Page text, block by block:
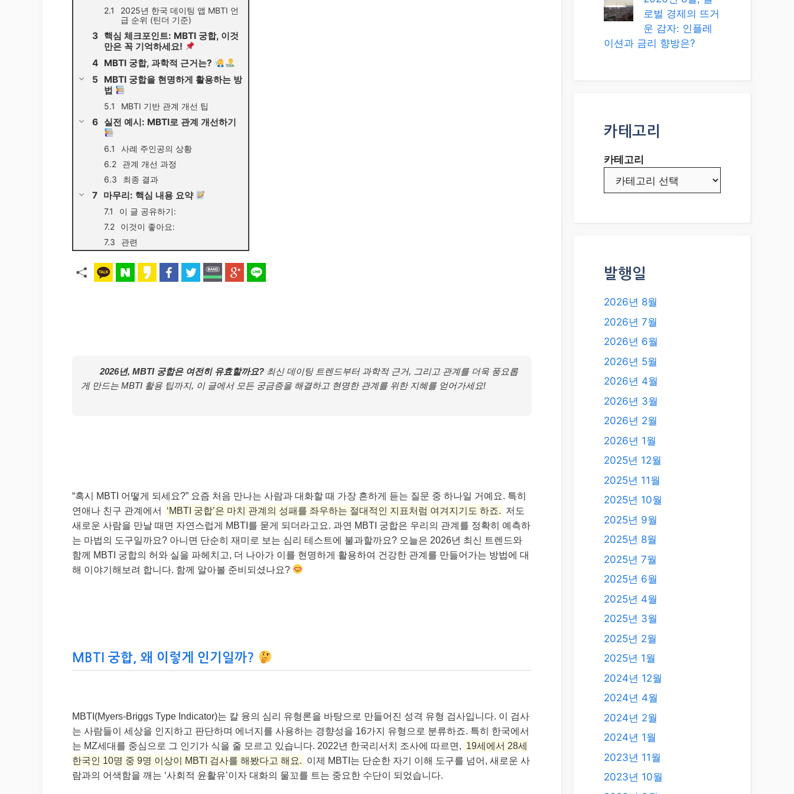
2025년 한국 데이팅 앱 MBTI 언
급 순위 (틴더 기준)
핵심 체크포인트: MBTI 궁합, 이것
만은 꼭 기억하세요!
MBTI 궁합, 과학적 근거는?
MBTI 궁합을 현명하게 활용하는 방
법
MBTI 기반 관계 개선 팁
실전 예시: MBTI로 관계 개선하기
사례 주인공의 상황
관계 개선 과정
최종 결과
마무리: 핵심 내용 요약
이 글 공유하기:
이것이 좋아요:
관련
2026년, MBTI 궁합은 여전히 유효할까요? 최신 데이팅 트렌드부터 과학적 근거, 그리고 관계를 더욱 풍요롭
게 만드는 MBTI 활용 팁까지, 이 글에서 모든 궁금증을 해결하고 현명한 관계를 위한 지혜를 얻어가세요!
“혹시 MBTI 어떻게 되세요?” 요즘 처음 만나는 사람과 대화할 때 가장 흔하게 듣는 질문 중 하나일 거예요. 특히
연애나 친구 관계에서
‘MBTI 궁합’은 마치 관계의 성패를 좌우하는 절대적인 지표처럼 여겨지기도 하죠. 저도
새로운 사람을 만날 때면 자연스럽게 MBTI를 묻게 되더라고요. 과연 MBTI 궁합은 우리의 관계를 정확히 예측하
는 마법의 도구일까요? 아니면 단순히 재미로 보는 심리 테스트에 불과할까요? 오늘은 2026년 최신 트렌드와
함께 MBTI 궁합의 허와 실을 파헤치고, 더 나아가 이를 현명하게 활용하여 건강한 관계를 만들어가는 방법에 대
해 이야기해보려 합니다. 함께 알아볼 준비되셨나요?
MBTI 궁합, 왜 이렇게 인기일까?
MBTI(Myers-Briggs Type Indicator)는 칼 융의 심리 유형론을 바탕으로 만들어진 성격 유형 검사입니다. 이 검사
는 사람들이 세상을 인지하고 판단하며 에너지를 사용하는 경향성을 16가지 유형으로 분류하죠. 특히 한국에서
는 MZ세대를 중심으로 그 인기가 식을 줄 모르고 있습니다. 2022년 한국리서치 조사에 따르면, 19세에서 28세
한국인 10명 중 9명 이상이 MBTI 검사를 해봤다고 해요. 이제 MBTI는 단순한 자기 이해 도구를 넘어, 새로운 사
람과의 어색함을 깨는 ‘사회적 윤활유’이자 대화의 물꼬를 트는 중요한 수단이 되었습니다.
로벌 경제의 뜨거
운 감자: 인플레
이션과 금리 향방은?
카테고리
카테고리
발행일
2026년 8월
2026년 7월
2026년 6월
2026년 5월
2026년 4월
2026년 3월
2026년 2월
2026년 1월
2025년 12월
2025년 11월
2025년 10월
2025년 9월
2025년 8월
2025년 7월
2025년 6월
2025년 4월
2025년 3월
2025년 2월
2025년 1월
2024년 12월
2024년 4월
2024년 2월
2024년 1월
2023년 11월
2023년 10월